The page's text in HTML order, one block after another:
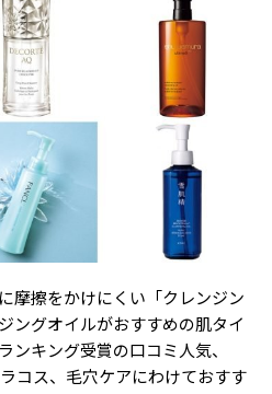
摩擦をかけにくい「クレンジン
ングオイルがおすすめの肌タイ
キング受賞の口コミ人気、
コス、毛穴ケアにわけておすす